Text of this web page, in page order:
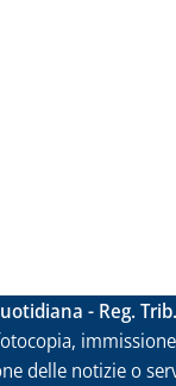
- Reg.
delle notizie o